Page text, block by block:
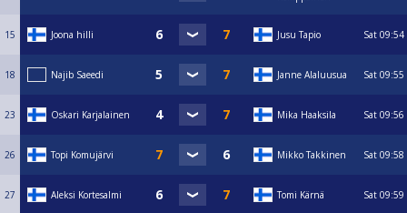
15 Joona hilli Jusu Tapio Sat 09:54
18 Najib Saeedi Janne Alaluusua Sat 09:55
23 Oskari Karjalainen Mika Haaksila Sat 09:56
26 Topi Komujärvi Mikko Takkinen Sat 09:58
27 Aleksi Kortesalmi Tomi Kärnä Sat 09:59